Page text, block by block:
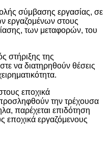
σύμβασης εργασίας, σε
εργαζομένων στους
των μεταφορών, του
στήριξης της
να διατηρηθούν θέσεις
εποχικά
την τρέχουσα
παρέχεται επιδότηση
εποχικά εργαζόμενους